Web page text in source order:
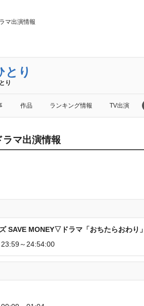
マ出演情報
とり
り
作品 ランキング情報 TV出演
マ出演情報
SAVE MONEY▽ドラマ「おちたらおわり
～24:54:00